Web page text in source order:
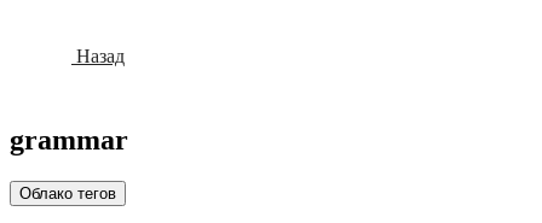
Назад
grammar
Облако тегов